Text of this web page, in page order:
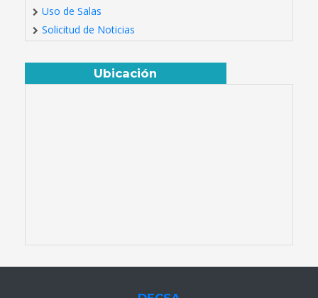
Uso de Salas
Solicitud de Noticias
Ubicación